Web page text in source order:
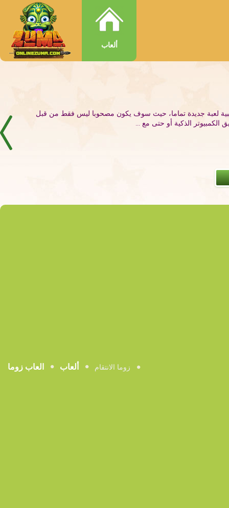
ألعاب
لعبة جديدة تماما، حيث سوف يكون مصحوبا ليس فقط من قبل
الذكية أو حتى مع ...
العاب زوما ألعاب زوما الانتقام